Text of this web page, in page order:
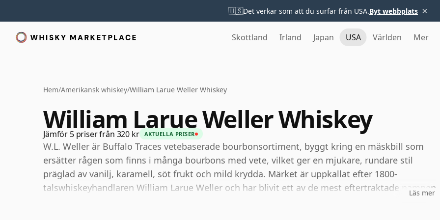
🇺🇸Det verkar som att du surfar från USA.Byt webbplats ×
Skottland Irland Japan USA Världen Mer
Hem/Amerikansk whiskey/William Larue Weller Whiskey
William Larue Weller Whiskey
Jämför 5 priser från 320 kr AKTUELLA PRISER
W.L. Weller är Buffalo Traces vetebaserade bourbonsortiment, byggt kring en mäskbill som
ersätter rågen som finns i många bourbons med vete, vilket ger en mjukare, rundare stil
präglad av vanilj, karamell, söt frukt och mild krydda. Märket är uppkallat efter 1800-
talswhiskeyhandlaren William Larue Weller och har blivit ett av de mest eftertraktade namnen
Läs mer